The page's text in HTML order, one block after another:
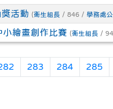
活動 (衛生組長 / 846 / 學務處
繪畫創作比賽 (衛生組長 /
283 284 285